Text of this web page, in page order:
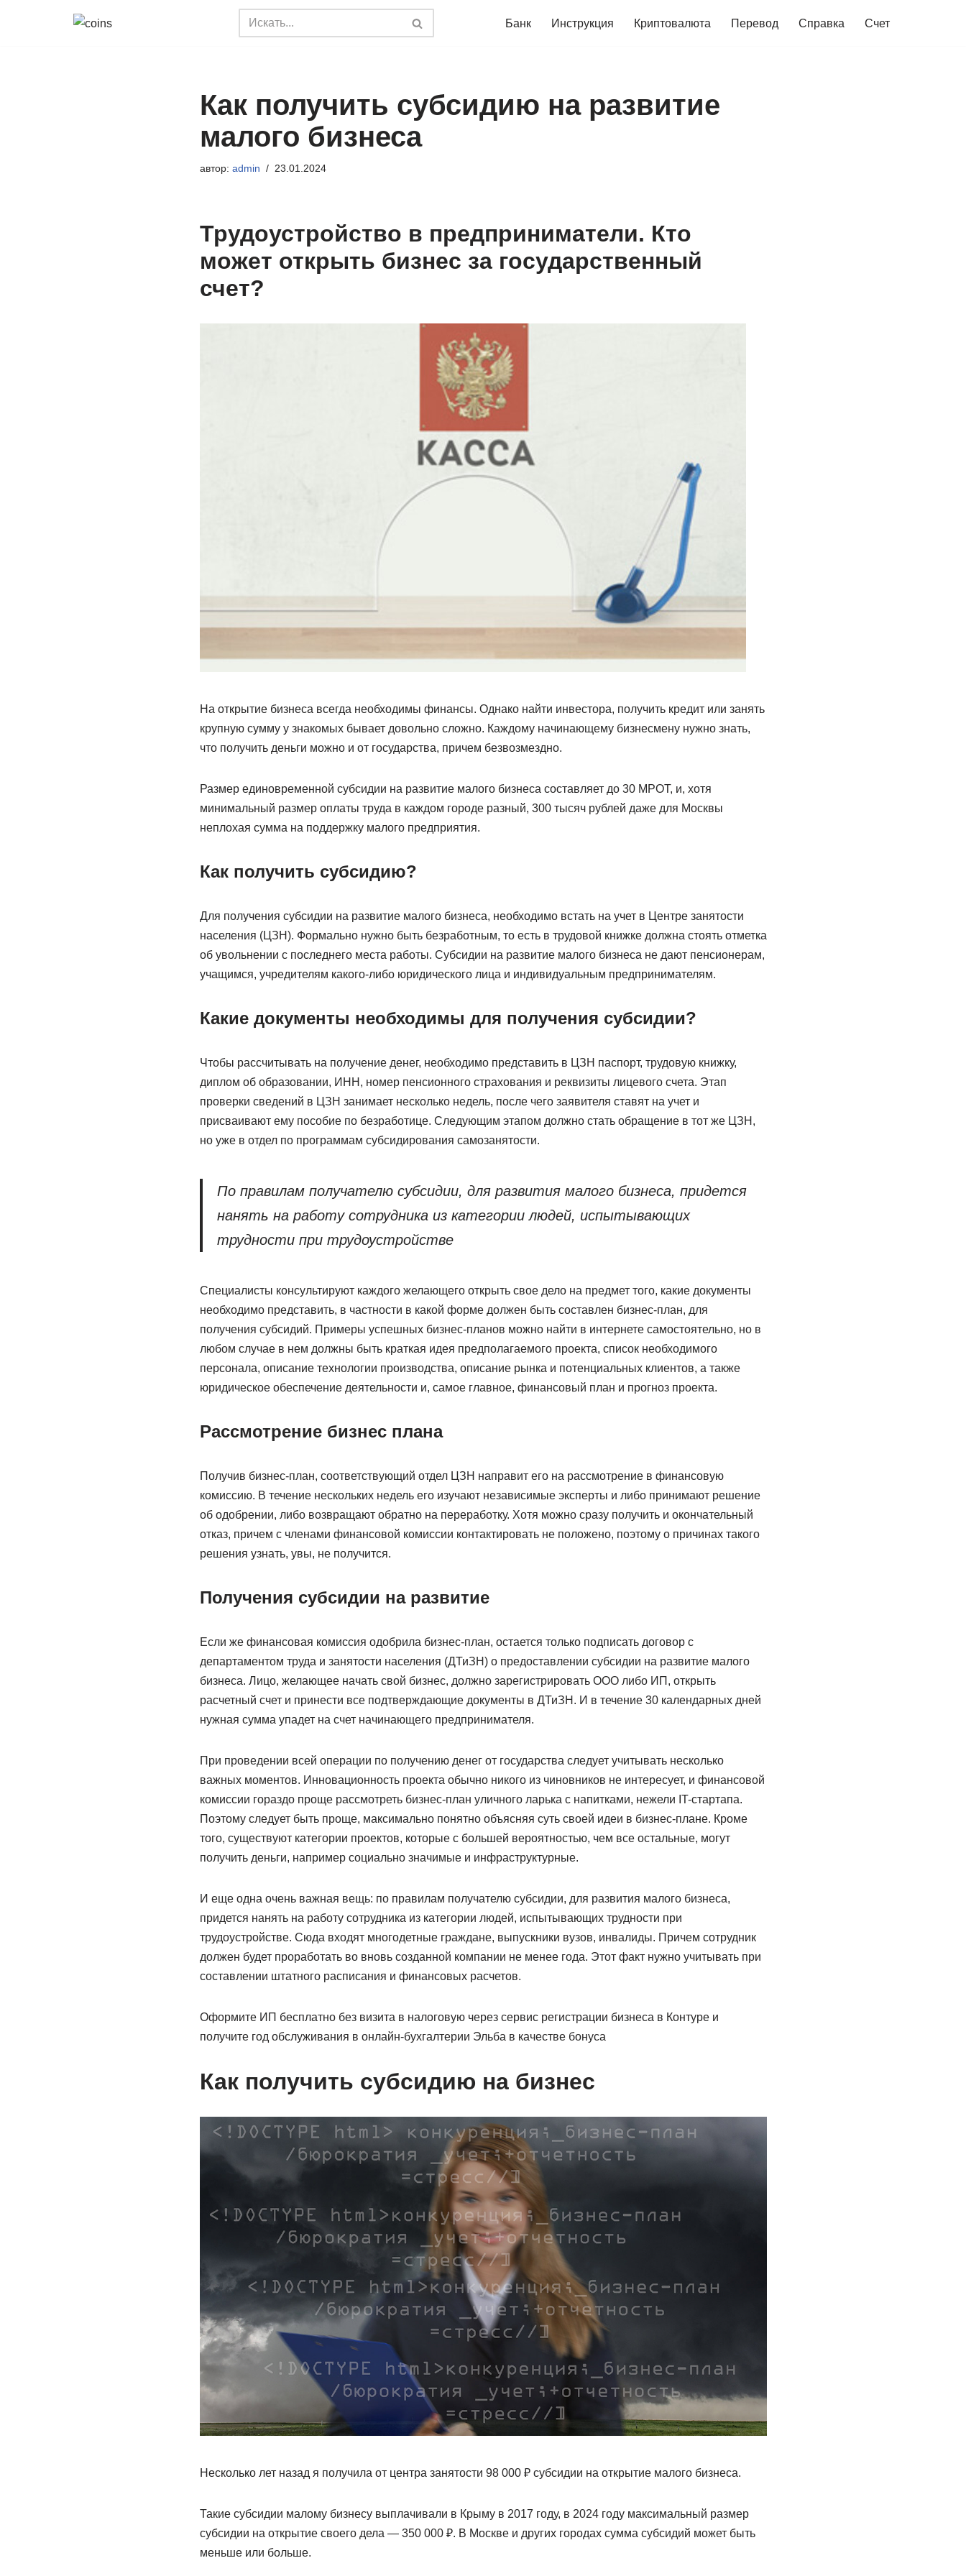
Банк Инструкция Криптовалюта Перевод Справка Счет
Как получить субсидию на развитие
малого бизнеса
автор: admin 23.01.2024
Трудоустройство в предприниматели. Кто
может открыть бизнес за государственный
счет?
На открытие бизнеса всегда необходимы финансы. Однако найти инвестора, получить кредит или занять
крупную сумму у знакомых бывает довольно сложно. Каждому начинающему бизнесмену нужно знать,
что получить деньги можно и от государства, причем безвозмездно.
Размер единовременной субсидии на развитие малого бизнеса составляет до 30 МРОТ, и, хотя
минимальный размер оплаты труда в каждом городе разный, 300 тысяч рублей даже для Москвы
неплохая сумма на поддержку малого предприятия.
Как получить субсидию?
Для получения субсидии на развитие малого бизнеса, необходимо встать на учет в Центре занятости
населения (ЦЗН). Формально нужно быть безработным, то есть в трудовой книжке должна стоять отметка
об увольнении с последнего места работы. Субсидии на развитие малого бизнеса не дают пенсионерам,
учащимся, учредителям какого-либо юридического лица и индивидуальным предпринимателям.
Какие документы необходимы для получения субсидии?
Чтобы рассчитывать на получение денег, необходимо представить в ЦЗН паспорт, трудовую книжку,
диплом об образовании, ИНН, номер пенсионного страхования и реквизиты лицевого счета. Этап
проверки сведений в ЦЗН занимает несколько недель, после чего заявителя ставят на учет и
присваивают ему пособие по безработице. Следующим этапом должно стать обращение в тот же ЦЗН,
но уже в отдел по программам субсидирования самозанятости.
По правилам получателю субсидии, для развития малого бизнеса, придется
нанять на работу сотрудника из категории людей, испытывающих
трудности при трудоустройстве
Специалисты консультируют каждого желающего открыть свое дело на предмет того, какие документы
необходимо представить, в частности в какой форме должен быть составлен бизнес-план, для
получения субсидий. Примеры успешных бизнес-планов можно найти в интернете самостоятельно, но в
любом случае в нем должны быть краткая идея предполагаемого проекта, список необходимого
персонала, описание технологии производства, описание рынка и потенциальных клиентов, а также
юридическое обеспечение деятельности и, самое главное, финансовый план и прогноз проекта.
Рассмотрение бизнес плана
Получив бизнес-план, соответствующий отдел ЦЗН направит его на рассмотрение в финансовую
комиссию. В течение нескольких недель его изучают независимые эксперты и либо принимают решение
об одобрении, либо возвращают обратно на переработку. Хотя можно сразу получить и окончательный
отказ, причем с членами финансовой комиссии контактировать не положено, поэтому о причинах такого
решения узнать, увы, не получится.
Получения субсидии на развитие
Если же финансовая комиссия одобрила бизнес-план, остается только подписать договор с
департаментом труда и занятости населения (ДТиЗН) о предоставлении субсидии на развитие малого
бизнеса. Лицо, желающее начать свой бизнес, должно зарегистрировать ООО либо ИП, открыть
расчетный счет и принести все подтверждающие документы в ДТиЗН. И в течение 30 календарных дней
нужная сумма упадет на счет начинающего предпринимателя.
При проведении всей операции по получению денег от государства следует учитывать несколько
важных моментов. Инновационность проекта обычно никого из чиновников не интересует, и финансовой
комиссии гораздо проще рассмотреть бизнес-план уличного ларька с напитками, нежели IT-стартапа.
Поэтому следует быть проще, максимально понятно объясняя суть своей идеи в бизнес-плане. Кроме
того, существуют категории проектов, которые с большей вероятностью, чем все остальные, могут
получить деньги, например социально значимые и инфраструктурные.
И еще одна очень важная вещь: по правилам получателю субсидии, для развития малого бизнеса,
придется нанять на работу сотрудника из категории людей, испытывающих трудности при
трудоустройстве. Сюда входят многодетные граждане, выпускники вузов, инвалиды. Причем сотрудник
должен будет проработать во вновь созданной компании не менее года. Этот факт нужно учитывать при
составлении штатного расписания и финансовых расчетов.
Оформите ИП бесплатно без визита в налоговую через сервис регистрации бизнеса в Контуре и
получите год обслуживания в онлайн-бухгалтерии Эльба в качестве бонуса
Как получить субсидию на бизнес
Несколько лет назад я получила от центра занятости 98 000 ₽ субсидии на открытие малого бизнеса.
Такие субсидии малому бизнесу выплачивали в Крыму в 2017 году, в 2024 году максимальный размер
субсидии на открытие своего дела — 350 000 ₽. В Москве и других городах сумма субсидий может быть
меньше или больше.